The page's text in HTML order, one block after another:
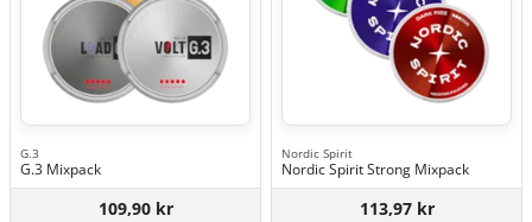
G.3
G.3 Mixpack
109,90 kr
Nordic Spirit
Nordic Spirit Strong Mixpack
113,97 kr